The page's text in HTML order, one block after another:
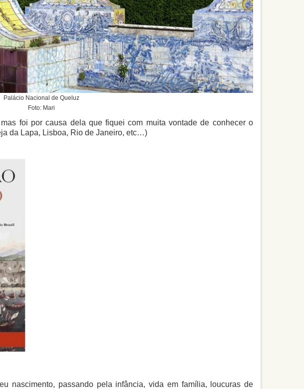
Palácio Nacional de Queluz
Foto: Mari
foi por causa dela que fiquei com muita vontade de conhecer o
da Lapa, Lisboa, Rio de Janeiro, etc…)
nascimento, passando pela infância, vida em família, loucuras de